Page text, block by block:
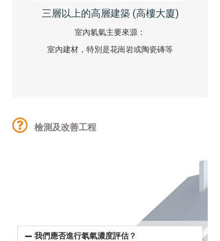
三層以上的高層建築 (高樓大廈)
室內氡氣主要來源：
室內建材，特別是花崗岩或陶瓷磚等
檢測及改善工程
我們應否進行氡氣濃度評估？